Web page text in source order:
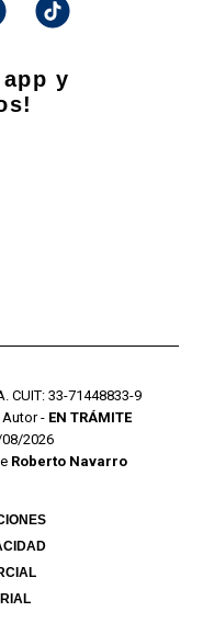
app y
CUIT: 33-71448833-9
- EN TRÁMITE
2026
Roberto Navarro